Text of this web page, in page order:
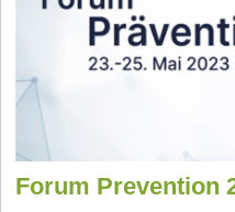
Forum Prevention